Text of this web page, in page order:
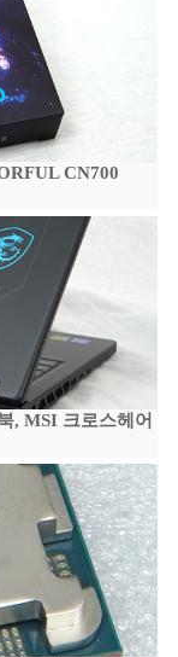
CN700
, MSI 크로스헤어